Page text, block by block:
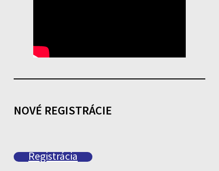
NOVÉ REGISTRÁCIE
Registrácia